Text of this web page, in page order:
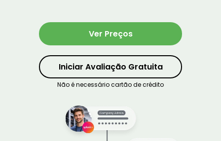
Iniciar Avaliação Gratuita
Não é necessário cartão de crédito
Ver Preços